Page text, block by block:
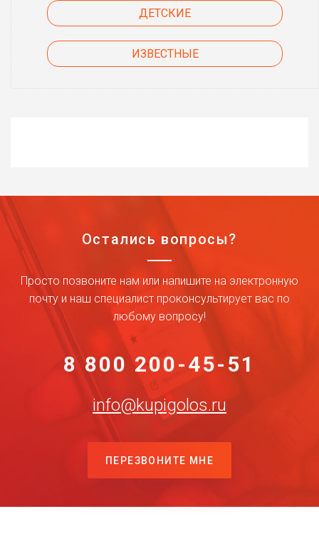
ДЕТСКИЕ
ИЗВЕСТНЫЕ
Остались вопросы?
Просто позвоните нам или напишите на электронную
почту и наш специалист проконсультирует вас по
любому вопросу!
8 800 200-45-51
info@kupigolos.ru
ПЕРЕЗВОНИТЕ МНЕ